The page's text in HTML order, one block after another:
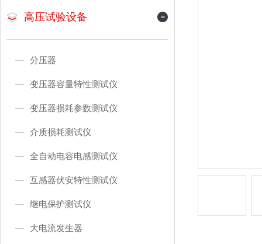
高压试验设备
分压器
变压器容量特性测试仪
变压器损耗参数测试仪
介质损耗测试仪
全自动电容电感测试仪
互感器伏安特性测试仪
继电保护测试仪
大电流发生器